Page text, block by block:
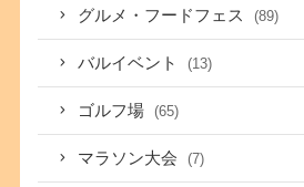
グルメ・フードフェス (89)
バルイベント (13)
ゴルフ場 (65)
マラソン大会 (7)